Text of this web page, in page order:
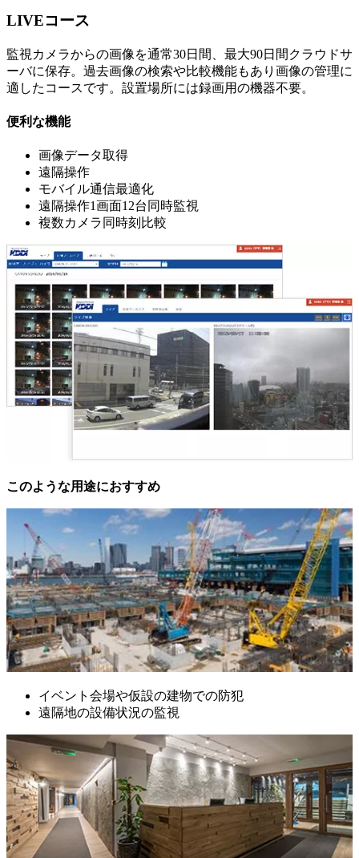
LIVEコース
監視カメラからの画像を通常30日間、最大90日間クラウドサ
ーバに保存。過去画像の検索や比較機能もあり画像の管理に
適したコースです。設置場所には録画用の機器不要。
便利な機能
画像データ取得
遠隔操作
モバイル通信最適化
遠隔操作1画面12台同時監視
複数カメラ同時刻比較
このような用途におすすめ
イベント会場や仮設の建物での防犯
遠隔地の設備状況の監視